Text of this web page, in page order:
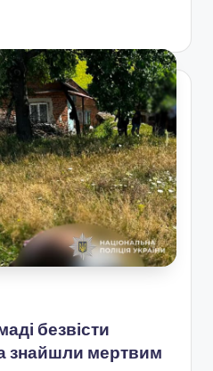
безвісти
знайшли мертвим